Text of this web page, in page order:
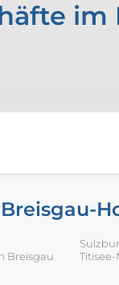
im
Breisgau